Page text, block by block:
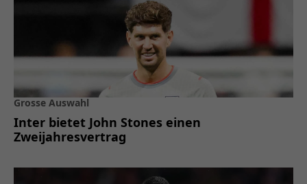
Grosse Auswahl
Inter bietet John Stones einen
Zweijahresvertrag